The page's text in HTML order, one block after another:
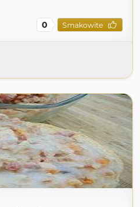
0 Smakowite